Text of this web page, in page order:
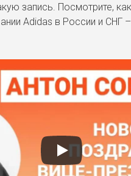
запись. Посмотрите,
Adidas в России и СНГ